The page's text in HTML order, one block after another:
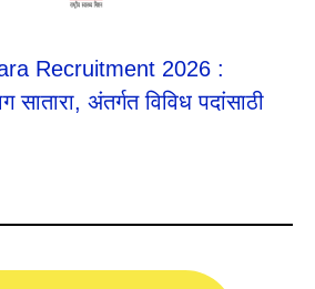
Recruitment 2026 :
सातारा, अंतर्गत विविध पदांसाठी